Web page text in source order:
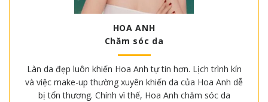
HOA ANH
Chăm sóc da
Làn da đẹp luôn khiến Hoa Anh tự tin hơn. Lịch trình kín
và việc make-up thường xuyên khiến da của Hoa Anh dễ
bị tổn thương. Chính vì thế, Hoa Anh chăm sóc da